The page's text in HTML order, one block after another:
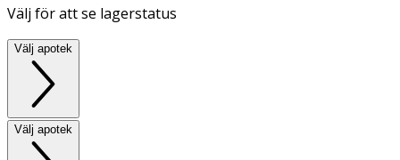
Välj för att se lagerstatus
Välj apotek
Välj apotek